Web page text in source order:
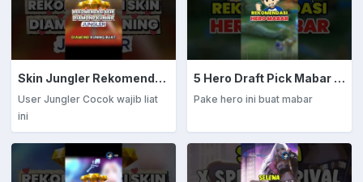
Skin Jungler Rekomendasi Diamond Kuning
User Jungler Cocok wajib liat
ini
5 Hero Draft Pick Mabar Auto Win
Pake hero ini buat mabar